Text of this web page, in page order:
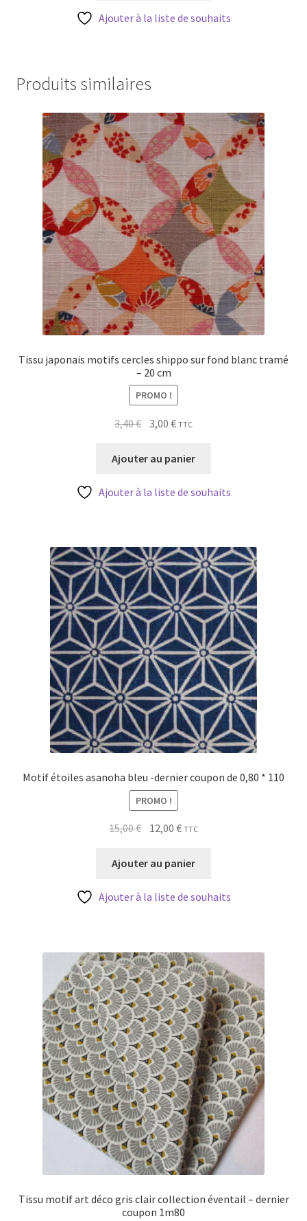
18,00 €. 15,00 €.
Ajouter à la liste de souhaits
Produits similaires
Tissu japonais motifs cercles shippo sur fond blanc tramé
– 20 cm
PROMO !
3,40€ Le
initial
3,40 €.
3,00€Le
actuel
3,00 €.
TTC
Ajouter au panier
Ajouter à la liste de souhaits
Motif étoiles asanoha bleu -dernier coupon de 0,80 * 110
PROMO !
15,00€ Le
initial
15,00 €.
12,00€Le
actuel
12,00 €.
TTC
Ajouter au panier
Ajouter à la liste de souhaits
Tissu motif art déco gris clair collection éventail – dernier
coupon 1m80